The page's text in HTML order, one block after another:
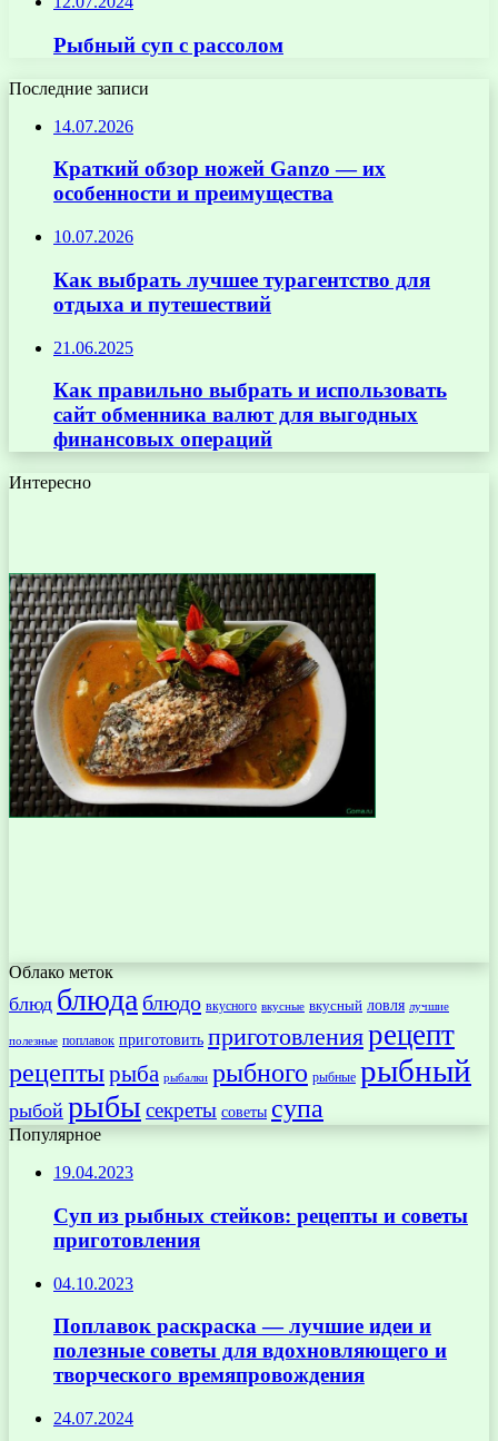
Рыбный суп с рассолом
Последние записи
14.07.2026
Краткий обзор ножей Ganzo — их
особенности и преимущества
10.07.2026
Как выбрать лучшее турагентство для
отдыха и путешествий
21.06.2025
Как правильно выбрать и использовать
сайт обменника валют для выгодных
финансовых операций
Интересно
Облако меток
блюд блюда блюдо вкусного вкусные вкусный ловля лучшие
полезные поплавок приготовить приготовлениярецепт
рецептырыба рыбалки рыбного рыбные рыбный
рыбой рыбысекреты советы супа
Популярное
19.04.2023
Суп из рыбных стейков: рецепты и советы
приготовления
04.10.2023
Поплавок раскраска — лучшие идеи и
полезные советы для вдохновляющего и
творческого времяпровождения
24.07.2024